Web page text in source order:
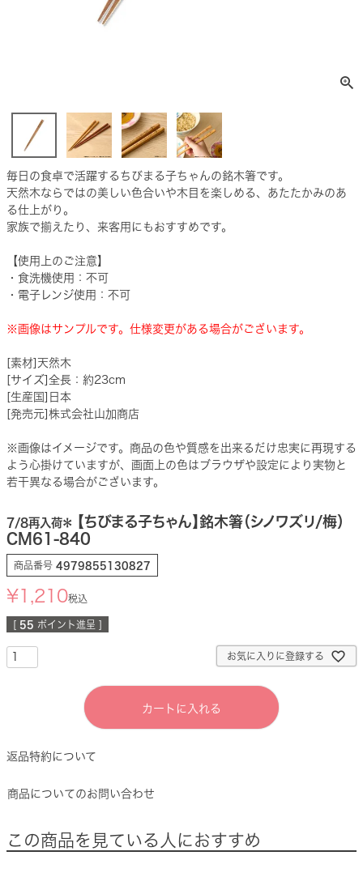
毎日の食卓で活躍するちびまる子ちゃんの銘木箸です。
天然木ならではの美しい色合いや木目を楽しめる、あたたかみのあ
る仕上がり。
家族で揃えたり、来客用にもおすすめです。
【使用上のご注意】
・食洗機使用：不可
・電子レンジ使用：不可
※画像はサンプルです。仕様変更がある場合がございます。
[素材]天然木
[サイズ]全長：約23cm
[生産国]日本
[発売元]株式会社山加商店
※画像はイメージです。商品の色や質感を出来るだけ忠実に再現する
よう心掛けていますが、画面上の色はブラウザや設定により実物と
若干異なる場合がございます。
7/8再入荷＊
【ちびまる子ちゃん】銘木箸（シノワズリ/梅）
CM61-840
商品番号 4979855130827
¥1,210税込
55 ポイント進呈 ]
お気に入りに登録する
カートに入れる
返品特約について
商品についてのお問い合わせ
この商品を見ている人におすすめ